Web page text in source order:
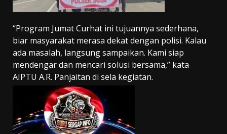
“Program Jumat Curhat ini tujuannya sederhana,
biar masyarakat merasa dekat dengan polisi. Kalau
ada masalah, langsung sampaikan. Kami siap
mendengar dan mencari solusi bersama,” kata
AIPTU A.R. Panjaitan di sela kegiatan.